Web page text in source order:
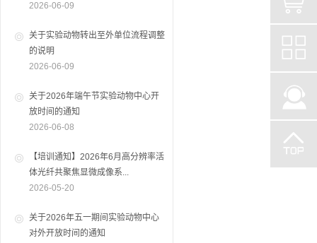
2026-06-09
关于实验动物转出至外单位流程调整
的说明
2026-06-09
关于2026年端午节实验动物中心开
放时间的通知
2026-06-08
【培训通知】2026年6月高分辨率活
体光纤共聚焦显微成像系...
2026-05-20
关于2026年五一期间实验动物中心
对外开放时间的通知